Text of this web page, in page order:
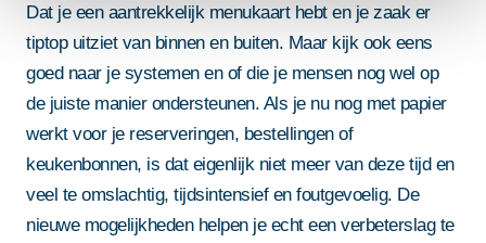
Dat je een aantrekkelijk menukaart hebt en je zaak er
tiptop uitziet van binnen en buiten. Maar kijk ook eens
goed naar je systemen en of die je mensen nog wel op
de juiste manier ondersteunen. Als je nu nog met papier
werkt voor je reserveringen, bestellingen of
keukenbonnen, is dat eigenlijk niet meer van deze tijd en
veel te omslachtig, tijdsintensief en foutgevoelig. De
nieuwe mogelijkheden helpen je echt een verbeterslag te